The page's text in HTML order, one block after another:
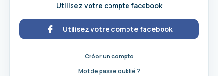
Utilisez votre compte facebook
Utilisez votre compte facebook
Créer un compte
Mot de passe oublié ?